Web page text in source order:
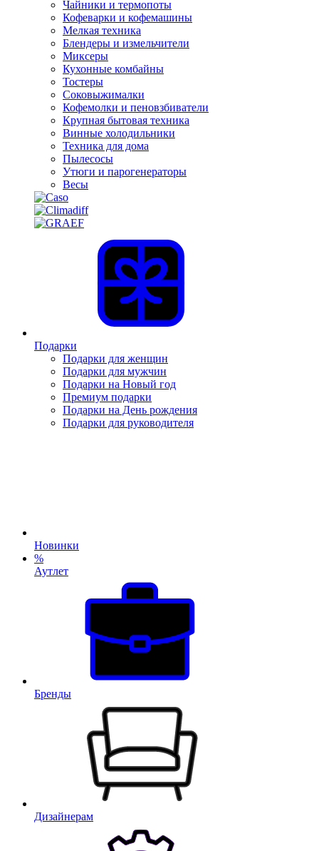
Чайники и термопоты
Кофеварки и кофемашины
Мелкая техника
Блендеры и измельчители
Миксеры
Кухонные комбайны
Тостеры
Соковыжималки
Кофемолки и пеновзбиватели
Крупная бытовая техника
Винные холодильники
Техника для дома
Пылесосы
Утюги и парогенераторы
Весы
Подарки
Подарки для женщин
Подарки для мужчин
Подарки на Новый год
Премиум подарки
Подарки на День рождения
Подарки для руководителя
Новинки
%
Аутлет
Бренды
Дизайнерам